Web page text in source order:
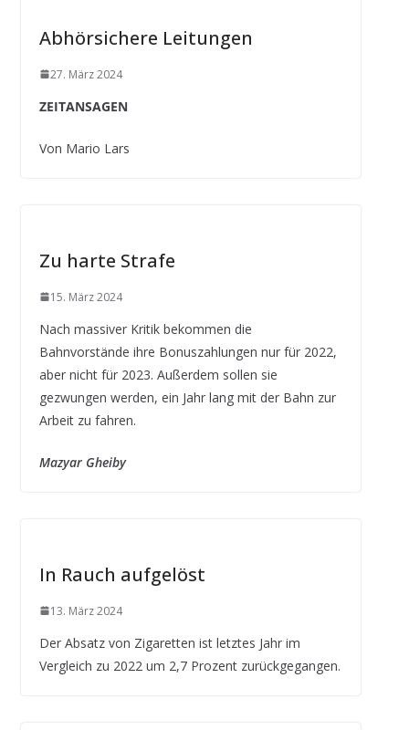
Abhörsichere Leitungen
27. März 2024
ZEITANSAGEN
Von Mario Lars
Zu harte Strafe
15. März 2024
Nach massiver Kritik bekommen die
Bahnvorstände ihre Bonuszahlungen nur für 2022,
aber nicht für 2023. Außerdem sollen sie
gezwungen werden, ein Jahr lang mit der Bahn zur
Arbeit zu fahren.
Mazyar Gheiby
In Rauch aufgelöst
13. März 2024
Der Absatz von Zigaretten ist letztes Jahr im
Vergleich zu 2022 um 2,7 Prozent zurückgegangen.